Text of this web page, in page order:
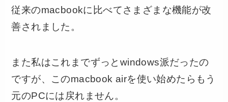
従来のmacbookに比べてさまざまな機能が改
善されました。
また私はこれまでずっとwindows派だったの
ですが、このmacbook airを使い始めたらもう
元のPCには戻れません。